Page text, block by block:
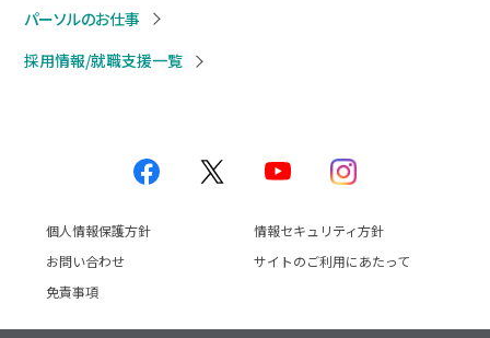
パーソルのお仕事
採用情報/就職支援一覧
個人情報保護方針
情報セキュリティ方針
お問い合わせ
サイトのご利用にあたって
免責事項